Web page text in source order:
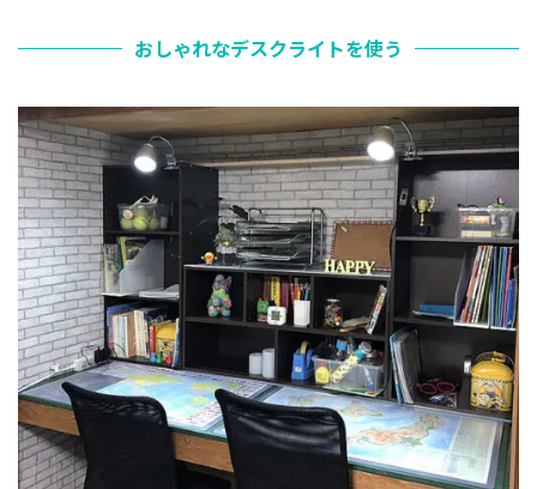
おしゃれなデスクライトを使う